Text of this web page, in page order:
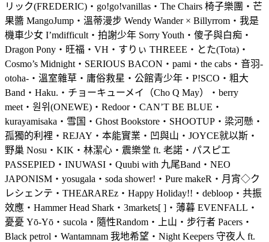
リック(FREDERIC)・go!go!vanillas・The Chairs 椅子樂團・芒
果醬 MangoJump・溫蒂漫步 Wendy Wander × Billyrrom・我是
機車少女 I’mdifficult・拍謝少年 Sorry Youth・傻子與白痴・
Dragon Pony・旺福・VH・すりぃ THREEE・とた(Tota)・
Cosmo’s Midnight・SERIOUS BACON・pami・the cabs・音羽-
otoha-・溫室雜草・庸俗救星・公館青少年・P!SCO・粗大
Band・Haku.・チョーキューメイ（Cho Q May）・berry
meet・원위(ONEWE)・Redoor・CAN’T BE BLUE・
kurayamisaka・雪国・Ghost Bookstore・SHOOTUP・梁河懸・
孤獨的利裡・REJAY・本能實業・凹與山・JOYCE就以斯・
野巢 Nosu・KIK・林潔心・震樂堂 ft. 老諾・パスピエ
PASSEPIED・INUWASI・Quubi with 九尾Band・NEO
JAPONISM・yosugala・soda shower!・Pure makeR・月宵◇ク
レシェンテ・THEΔRAREz・Happy Holiday!!・debloop・共振
效應・Hammer Head Shark・3markets[ ]・薄暮 EVENFALL・
憂憂 Yō-Yō・sucola・隨性Random・上山・步行者 Pacers・
Black petrol・Wantamnam 我地希望・Night Keepers 守夜人 ft.